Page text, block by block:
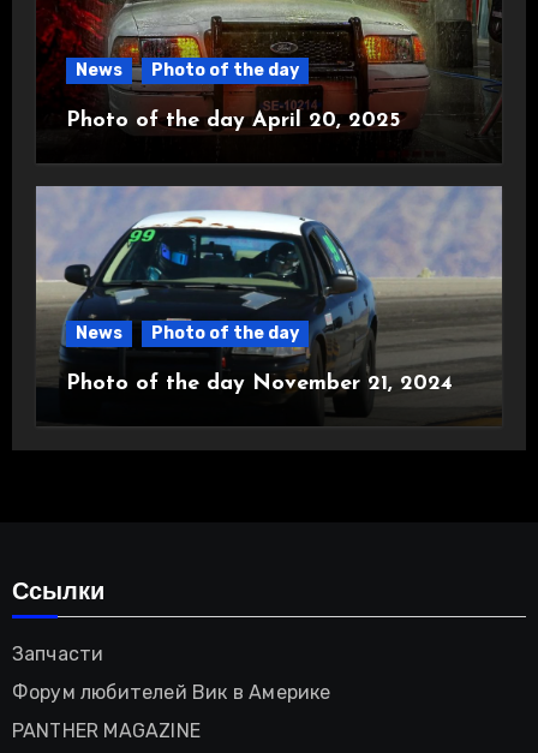
News Photo of the day
Photo of the day April 20, 2025
News Photo of the day
Photo of the day November 21, 2024
Ссылки
Запчасти
Форум любителей Вик в Америке
PANTHER MAGAZINE